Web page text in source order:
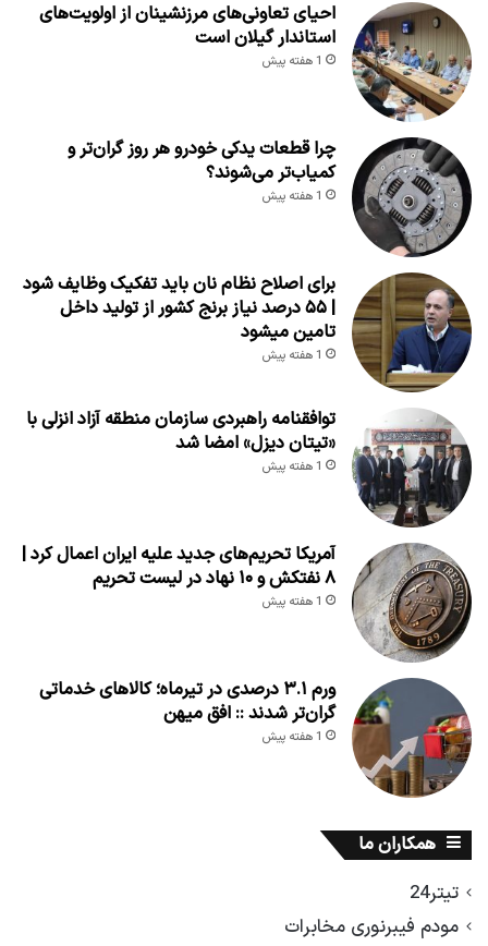
احیای تعاونی‌های مرزنشینان از اولویت‌های
استاندار گیلان است
1 هفته پیش
چرا قطعات یدکی خودرو هر روز گران‌تر و
کمیاب‌تر می‌شوند؟
1 هفته پیش
برای اصلاح نظام نان باید تفکیک وظایف شود
| ۵۵ درصد نیاز برنج کشور از تولید داخل
تامین میشود
1 هفته پیش
توافقنامه راهبردی سازمان منطقه آزاد انزلی با
«تیتان دیزل» امضا شد
1 هفته پیش
آمریکا تحریم‌های جدید علیه ایران اعمال کرد |
۸ نفتکش و ۱۰ نهاد در لیست تحریم
1 هفته پیش
ورم ۳.۱ درصدی در تیرماه؛ کالاهای خدماتی
گران‌تر شدند :: افق میهن
1 هفته پیش
همکاران ما
تیتر24
مودم فیبرنوری مخابرات